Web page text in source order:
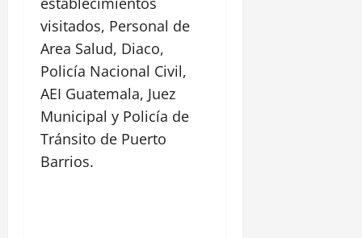
visitados, Personal de
Area Salud, Diaco,
Policía Nacional Civil,
AEI Guatemala, Juez
Municipal y Policía de
Tránsito de Puerto
Barrios.